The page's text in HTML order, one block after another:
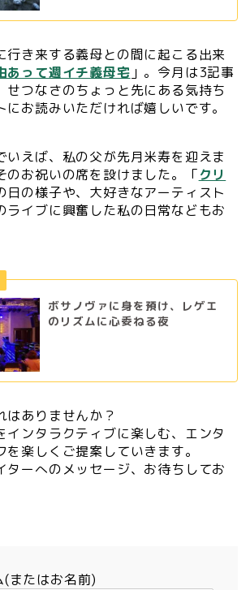
行き来する義母との間に起こる出来
あって週イチ義母宅 」。今月は3記事
せつなさのちょっと先にある気持ち
にお読みいただければ嬉しいです。
いえば、私の父が先月米寿を迎えま
のお祝いの席を設けました。「クリ
日の様子や、大好きなアーティスト
ライブに興奮した私の日常などもお
ボサノヴァに身を預け、レゲエ
のリズムに心委ねる夜
はありませんか？
インタラクティブに楽しむ、エンタ
を楽しくご提案していきます。
ターへのメッセージ、お待ちしてお
(またはお名前)